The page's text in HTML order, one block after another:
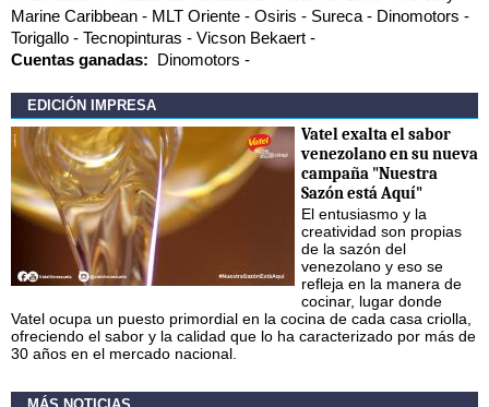
Marine Caribbean
MLT Oriente Osiris Sureca
Dinomotors
Torigallo
Tecnopinturas
Vicson Bekaert
Cuentas ganadas: Dinomotors
EDICIÓN IMPRESA
Vatel exalta el sabor
venezolano en su nueva
campaña "Nuestra
Sazón está Aquí"
El entusiasmo y la
creatividad son propias
de la sazón del
venezolano y eso se
refleja en la manera de
cocinar, lugar donde
Vatel ocupa un puesto primordial en la cocina de cada casa criolla,
ofreciendo el sabor y la calidad que lo ha caracterizado por más de
30 años en el mercado nacional.